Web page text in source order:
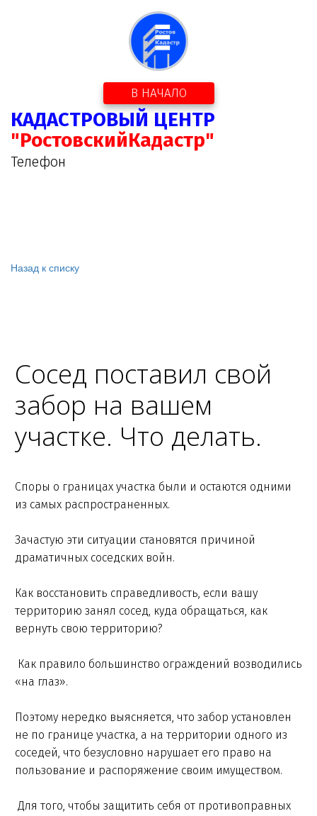
В НАЧАЛО
КАДАСТРОВЫЙ ЦЕНТР
"РостовскийКадастр"
Телефон
Назад к списку
Сосед поставил свой
забор на вашем
участке. Что делать.
Споры о границах участка были и остаются одними
из самых распространенных.
Зачастую эти ситуации становятся причиной
драматичных соседских войн.
Как восстановить справедливость, если вашу
территорию занял сосед, куда обращаться, как
вернуть свою территорию?
Как правило большинство ограждений возводились
«на глаз».
Поэтому нередко выясняется, что забор установлен
не по границе участка, а на территории одного из
соседей, что безусловно нарушает его право на
пользование и распоряжение своим имуществом.
Для того, чтобы защитить себя от противоправных